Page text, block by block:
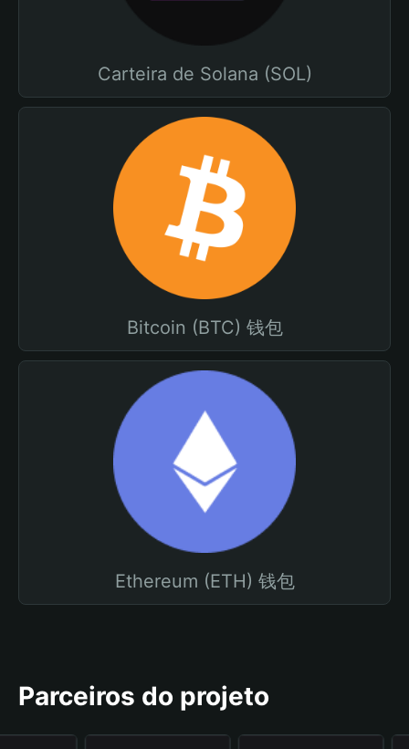
Carteira de Solana (SOL)
Bitcoin (BTC) 钱包
Ethereum (ETH) 钱包
Parceiros do projeto